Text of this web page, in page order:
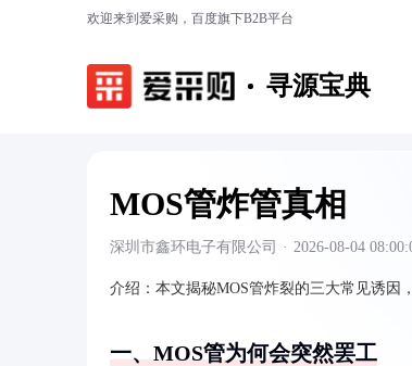
欢迎来到爱采购，百度旗下B2B平台
寻源宝典
MOS管炸管真相
深圳市鑫环电子有限公司 · 2026-08-04
介绍： 本文揭秘MOS管炸裂的三大常见诱因
一、MOS管为何会突然罢工